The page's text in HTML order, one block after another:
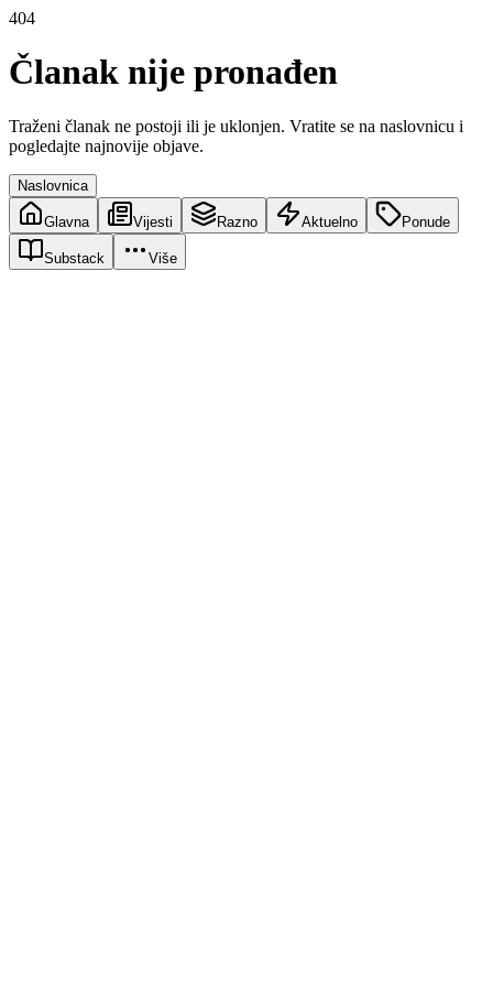
404
Članak nije pronađen
Traženi članak ne postoji ili je uklonjen. Vratite se na naslovnicu i
pogledajte najnovije objave.
Naslovnica
Glavna Vijesti Razno Aktuelno Ponude
Substack Više